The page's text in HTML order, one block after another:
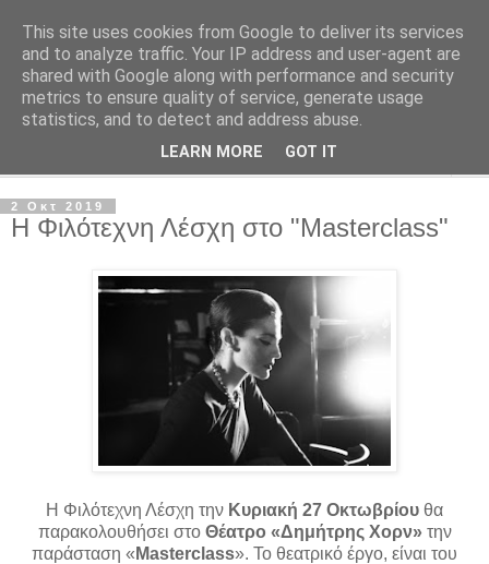
Φιλότεχνη Λέσχη Αχαρνών
Για την τέχνη και τον Πολιτισμό
2 Οκτ 2019
Η Φιλότεχνη Λέσχη στο "Masterclass"
Η Φιλότεχνη Λέσχη την Κυριακή 27 Οκτωβρίου θα
παρακολουθήσει στο Θέατρο «Δημήτρης Χορν»την
παράσταση « Masterclass». Το θεατρικό έργο, είναι του
This site uses cookies from Google to deliver its services
and to analyze traffic. Your IP address and user-agent are
shared with Google along with performance and security
metrics to ensure quality of service, generate usage
statistics, and to detect and address abuse.
LEARN MORE GOT IT